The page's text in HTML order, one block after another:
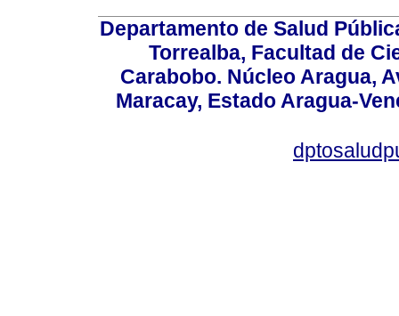
Departamento de Salud
Torrealba, Facultad de
Carabobo. Núcleo Aragua,
Maracay, Estado Aragua-